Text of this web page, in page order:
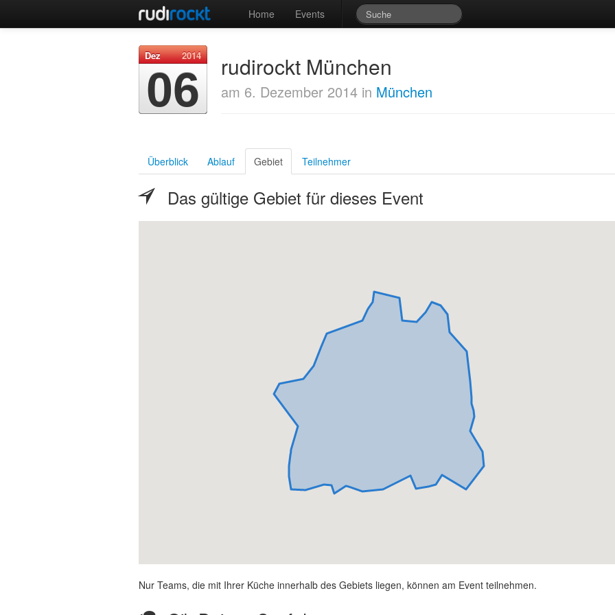
Home Events
2014
Dez
06 rudirockt München
am 6. Dezember 2014 in München
Überblick Ablauf Gebiet Teilnehmer
Das gültige Gebiet für dieses Event
Nur Teams, die mit Ihrer Küche innerhalb des Gebiets liegen, können am Event teilnehmen.